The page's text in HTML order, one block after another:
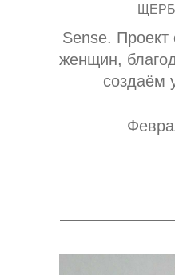
Sense. Проект
женщин,
создаём